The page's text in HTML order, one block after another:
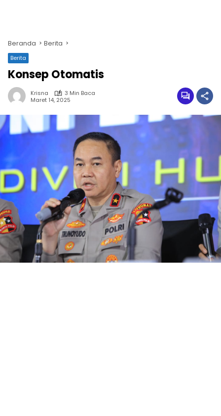
Beranda Berita
Berita
Konsep Otomatis
Krisna
3 Min Baca
Maret 14, 2025